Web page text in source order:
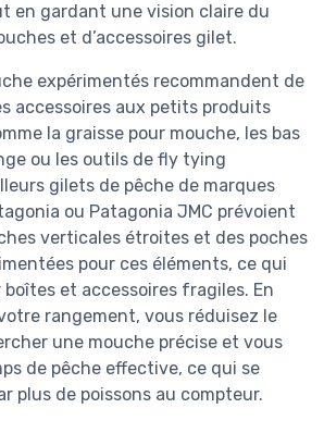
en gardant une vision claire du
et d’accessoires gilet.
expérimentés recommandent de
accessoires aux petits produits
la graisse pour mouche, les bas
ou les outils de fly tying
gilets de pêche de marques
ou Patagonia JMC prévoient
verticales étroites et des poches
pour ces éléments, ce qui
et accessoires fragiles. En
rangement, vous réduisez le
une mouche précise et vous
de pêche effective, ce qui se
plus de poissons au compteur.